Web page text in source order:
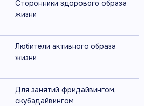
Сторонники здорового образа
жизни
Любители активного образа
жизни
Для занятий фридайвингом,
скубадайвингом